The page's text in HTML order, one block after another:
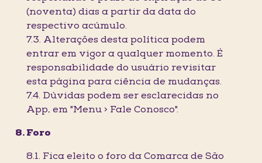
(noventa) dias a partir da data do
respectivo acúmulo.
7.3. Alterações desta política podem
entrar em vigor a qualquer momento. É
responsabilidade do usuário revisitar
esta página para ciência de mudanças.
7.4. Dúvidas podem ser esclarecidas no
App, em "Menu > Fale Conosco".
Foro
8.1. Fica eleito o foro da Comarca de São